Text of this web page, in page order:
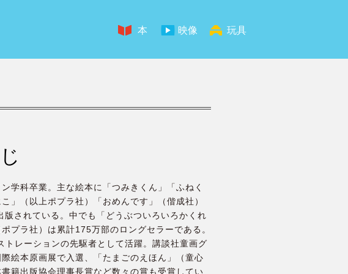
本 映像 玩具
学科卒業。主な絵本に「つみきくん」「ふねく
」（以上ポプラ社）「おめんです」（偕成社）
されている。中でも「どうぶついろいろかくれ
プラ社）は累計175万部のロングセラーである。
トレーションの先駆者として活躍。講談社童画グ
絵本原画展で入選、「たまごのえほん」（童心
籍出版協会理事長賞など数々の賞も受賞してい